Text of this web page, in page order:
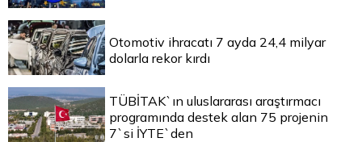
Otomotiv ihracatı 7 ayda 24,4 milyar
dolarla rekor kırdı
TÜBİTAK`ın uluslararası araştırmacı
programında destek alan 75 projenin
7`si İYTE`den